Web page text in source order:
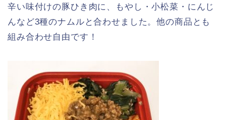
辛い味付けの豚ひき肉に、もやし・小松菜・にんじ
んなど3種のナムルと合わせました。他の商品とも
組み合わせ自由です！